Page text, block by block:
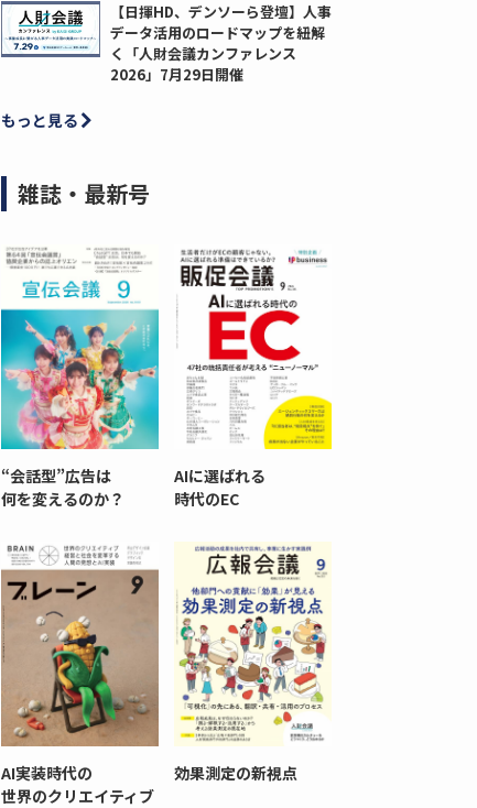
【日揮HD、デンソーら登壇】人事
データ活用のロードマップを紐解
く「人財会議カンファレンス
2026」7月29日開催
もっと見る
雑誌・最新号
“会話型”広告は
何を変えるのか？
AIに選ばれる
時代のEC
AI実装時代の
世界のクリエイティブ
効果測定の新視点